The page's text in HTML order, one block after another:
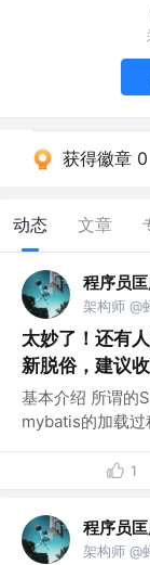
获得徽章 0
动态 文章
程序员
太妙了！还有
新脱俗，建议收
基本介绍 所谓的
mybatis的加载过
1
程序员